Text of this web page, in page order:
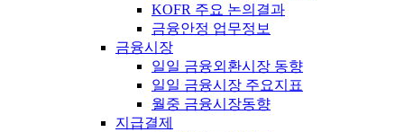
KOFR 주요 논의결과
금융안정 업무정보
금융시장
일일 금융외환시장 동향
일일 금융시장 주요지표
월중 금융시장동향
지급결제